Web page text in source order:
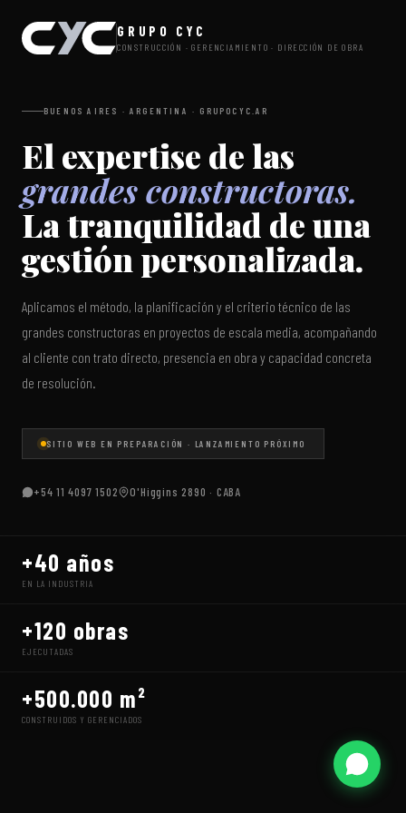
GRUPO CYC
CONSTRUCCIÓN · GERENCIAMIENTO · DIRECCIÓN DE OBRA
BUENOS AIRES · ARGENTINA · GRUPOCYC.AR
El expertise de las
grandes constructoras.
La tranquilidad de una
gestión personalizada.
Aplicamos el método, la planificación y el criterio técnico de las
grandes constructoras en proyectos de escala media, acompañando
al cliente con trato directo, presencia en obra y capacidad concreta
de resolución.
SITIO WEB EN PREPARACIÓN · LANZAMIENTO PRÓXIMO
+54 11 4097 1502 O'Higgins 2890 · CABA
+40 años
EN LA INDUSTRIA
+120 obras
EJECUTADAS
+500.000 m²
CONSTRUIDOS Y GERENCIADOS